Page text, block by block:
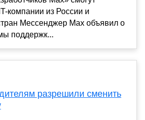
компании из России и
Мессенджер Max объявил о
поддержк...
разрешили сменить